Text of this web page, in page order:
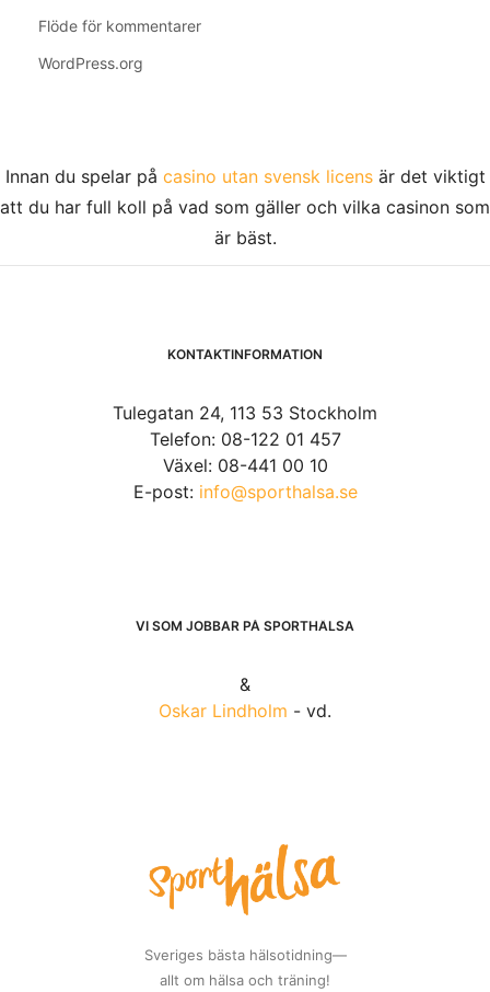
Flöde för kommentarer
WordPress.org
Innan du spelar på casino utan svensk licensär det viktigt
att du har full koll på vad som gäller och vilka casinon som
är bäst.
KONTAKTINFORMATION
Tulegatan 24, 113 53 Stockholm
Telefon: 08-122 01 457
Växel: 08-441 00 10
E-post: info@sporthalsa.se
VI SOM JOBBAR PÅ SPORTHÄLSA
&
Oskar Lindholm - vd.
Sveriges bästa hälsotidning—
allt om hälsa och träning!